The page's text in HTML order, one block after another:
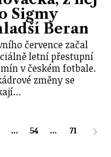
Sigmy
Beran
července začal
letní přestupní
v českém fotbale.
změny se
... 54 ... 71